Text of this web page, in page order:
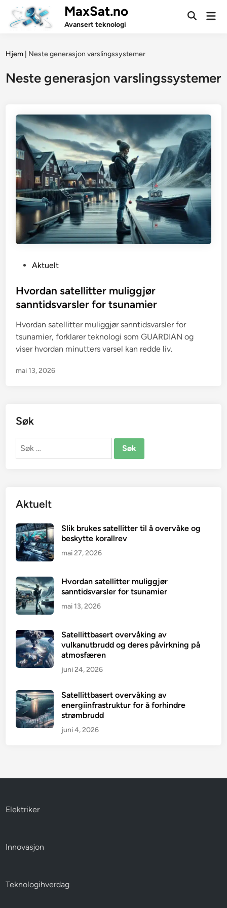
content
MaxSat.no
Avansert teknologi
Open
Hjem Neste generasjon varslingssystemer
Neste generasjon varslingssystemer
s
t
d
i
n
Aktuelt
Hvordan satellitter muliggjør
sanntidsvarsler for tsunamier
Hvordan satellitter muliggjør sanntidsvarsler for
tsunamier, forklarer teknologi som GUARDIAN og
viser hvordan minutters varsel kan redde liv.
mai 13, 2026
Søk
Søk
Aktuelt
Slik brukes satellitter til å overvåke og
beskytte korallrev
mai 27, 2026
Hvordan satellitter muliggjør
sanntidsvarsler for tsunamier
mai 13, 2026
Satellittbasert overvåking av
vulkanutbrudd og deres påvirkning på
atmosfæren
juni 24, 2026
Satellittbasert overvåking av
energiinfrastruktur for å forhindre
strømbrudd
juni 4, 2026
Elektriker
Innovasjon
Teknologihverdag